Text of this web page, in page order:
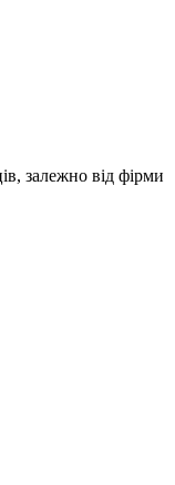
залежно від фірми